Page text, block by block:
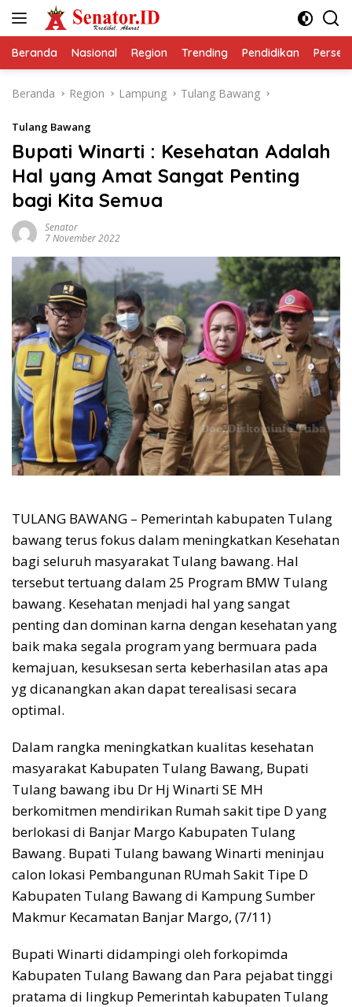
Beranda Nasional Region Trending Pendidikan
Beranda Region Lampung Tulang Bawang
Tulang Bawang
Bupati Winarti : Kesehatan Adalah
Hal yang Amat Sangat Penting
bagi Kita Semua
Senator
7 November 2022
TULANG BAWANG – Pemerintah kabupaten Tulang
bawang terus fokus dalam meningkatkan Kesehatan
bagi seluruh masyarakat Tulang bawang. Hal
tersebut tertuang dalam 25 Program BMW Tulang
bawang. Kesehatan menjadi hal yang sangat
penting dan dominan karna dengan kesehatan yang
baik maka segala program yang bermuara pada
kemajuan, kesuksesan serta keberhasilan atas apa
yg dicanangkan akan dapat terealisasi secara
optimal.
Dalam rangka meningkatkan kualitas kesehatan
masyarakat Kabupaten Tulang Bawang, Bupati
Tulang bawang ibu Dr Hj Winarti SE MH
berkomitmen mendirikan Rumah sakit tipe D yang
berlokasi di Banjar Margo Kabupaten Tulang
Bawang. Bupati Tulang bawang Winarti meninjau
calon lokasi Pembangunan RUmah Sakit Tipe D
Kabupaten Tulang Bawang di Kampung Sumber
Makmur Kecamatan Banjar Margo, (7/11)
Bupati Winarti didampingi oleh forkopimda
Kabupaten Tulang Bawang dan Para pejabat tinggi
pratama di lingkup Pemerintah kabupaten Tulang